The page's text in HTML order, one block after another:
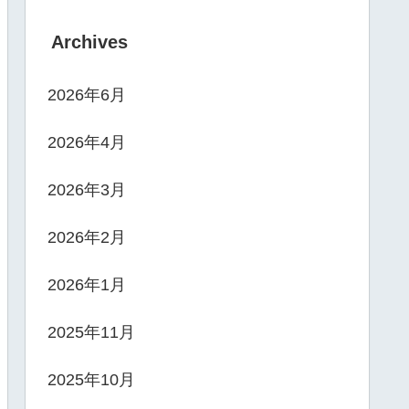
Archives
2026年6月
2026年4月
2026年3月
2026年2月
2026年1月
2025年11月
2025年10月